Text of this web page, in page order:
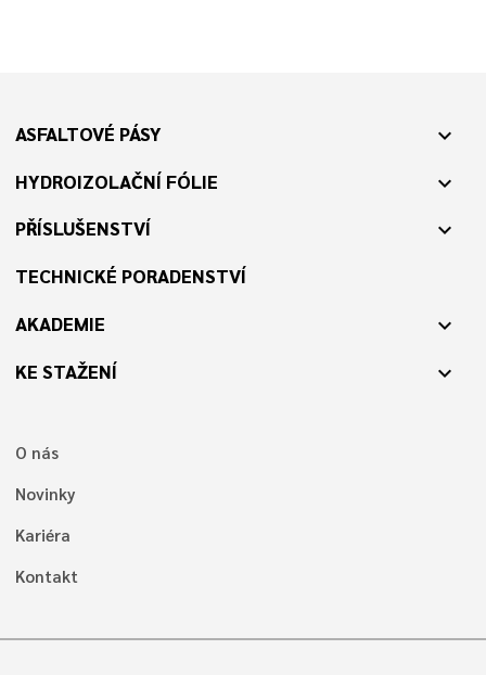
ASFALTOVÉ PÁSY expand_more
HYDROIZOLAČNÍ FÓLIE expand_more
PŘÍSLUŠENSTVÍ expand_more
TECHNICKÉ PORADENSTVÍ
AKADEMIE
expand_more
KE STAŽENÍ expand_more
O nás
Novinky
Kariéra
Kontakt